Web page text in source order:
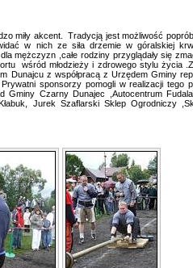
miły akcent. Tradycją jest możliwość
w nich ze siła drzemie w góralskiej
mężczyzn ,całe rodziny przyglądały się
wśród młodzieży i zdrowego stylu życia
Dunajcu z współpracą z Urzędem Gminy
sponsorzy pomogli w realizacji tego
Czarny Dunajec ,Autocentrum
Jurek Szaflarski Sklep Ogrodniczy